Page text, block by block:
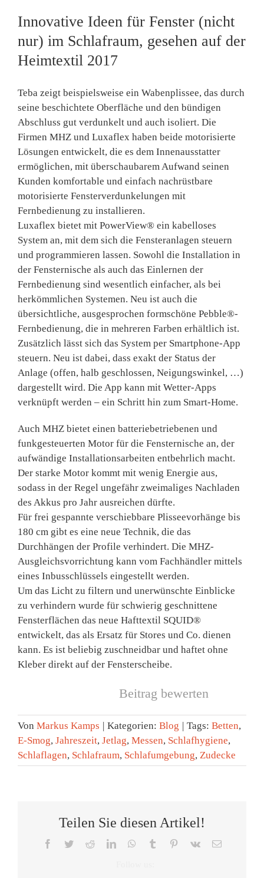
Innovative Ideen für Fenster (nicht
nur) im Schlafraum, gesehen auf der
Heimtextil 2017
Teba zeigt beispielsweise ein Wabenplissee, das durch
seine beschichtete Oberfläche und den bündigen
Abschluss gut verdunkelt und auch isoliert. Die
Firmen MHZ und Luxaflex haben beide motorisierte
Lösungen entwickelt, die es dem Innenausstatter
ermöglichen, mit überschaubarem Aufwand seinen
Kunden komfortable und einfach nachrüstbare
motorisierte Fensterverdunkelungen mit
Fernbedienung zu installieren.
Luxaflex bietet mit PowerView® ein kabelloses
System an, mit dem sich die Fensteranlagen steuern
und programmieren lassen. Sowohl die Installation in
der Fensternische als auch das Einlernen der
Fernbedienung sind wesentlich einfacher, als bei
herkömmlichen Systemen. Neu ist auch die
übersichtliche, ausgesprochen formschöne Pebble®-
Fernbedienung, die in mehreren Farben erhältlich ist.
Zusätzlich lässt sich das System per Smartphone-App
steuern. Neu ist dabei, dass exakt der Status der
Anlage (offen, halb geschlossen, Neigungswinkel, …)
dargestellt wird. Die App kann mit Wetter-Apps
verknüpft werden – ein Schritt hin zum Smart-Home.
Auch MHZ bietet einen batteriebetriebenen und
funkgesteuerten Motor für die Fensternische an, der
aufwändige Installationsarbeiten entbehrlich macht.
Der starke Motor kommt mit wenig Energie aus,
sodass in der Regel ungefähr zweimaliges Nachladen
des Akkus pro Jahr ausreichen dürfte.
Für frei gespannte verschiebbare Plisseevorhänge bis
180 cm gibt es eine neue Technik, die das
Durchhängen der Profile verhindert. Die MHZ-
Ausgleichsvorrichtung kann vom Fachhändler mittels
eines Inbusschlüssels eingestellt werden.
Um das Licht zu filtern und unerwünschte Einblicke
zu verhindern wurde für schwierig geschnittene
Fensterflächen das neue Hafttextil SQUID®
entwickelt, das als Ersatz für Stores und Co. dienen
kann. Es ist beliebig zuschneidbar und haftet ohne
Kleber direkt auf der Fensterscheibe.
Beitrag bewerten
Von Markus Kamps Kategorien: Blog Tags: Betten,
E-Smog, Jahreszeit, Jetlag, Messen, Schlafhygiene,
Schlaflagen, Schlafraum, Schlafumgebung, Zudecke
Teilen Sie diesen Artikel!
Facebook
TwitterRedditLinkedInWhatsApp
Tumblr Pinterest
Vk
E-